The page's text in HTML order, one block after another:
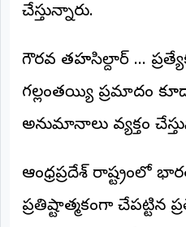
(Login)
2026
NEWS
ప్రజల
చేస్తున్నారు.
గౌరవ తహసిల్దార్ ...
గల్లంతయ్యి ప్రమాదం కూడా
అనుమానాలు వ్యక్తం
ఆంధ్రప్రదేశ్ రాష్ట్రంలో
ప్రతిష్టాత్మకంగా చేపట్టిన